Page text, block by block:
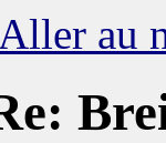
Aller au